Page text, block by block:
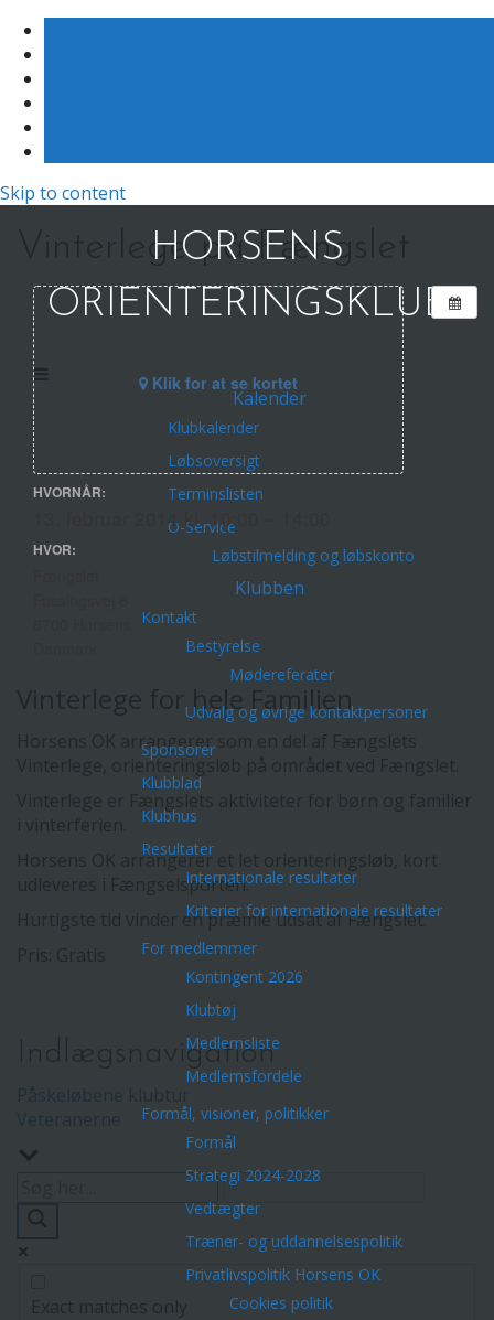
Skip to content
HORSENS
ORIENTERINGSKLUB
Kalender
Klubkalender
Løbsoversigt
Terminslisten
O-Service
Løbstilmelding og løbskonto
Klubben
Kontakt
Bestyrelse
Mødereferater
Udvalg og øvrige kontaktpersoner
Sponsorer
Klubblad
Klubhus
Resultater
Internationale resultater
Kriterier for internationale resultater
For medlemmer
Kontingent 2026
Klubtøj
Medlemsliste
Medlemsfordele
Formål, visioner, politikker
Formål
Strategi 2024-2028
Vedtægter
Træner- og uddannelsespolitik
Privatlivspolitik Horsens OK
Cookies politik
Vinterlege på Fængslet
Klik for at se kortet
HVORNÅR:
13. februar 2014 kl. 10:00 – 14:00
HVOR:
Vinterlege for hele Familien
Horsens OK arrangerer som en del af Fængslets
Vinterlege, orienteringsløb på området ved Fængslet.
Horsens OK arrangerer et let orienteringsløb, kort
udleveres i Fængselsporten.
Hurtigste tid vinder en præmie udsat af Fængslet.
Indlægsnavigation